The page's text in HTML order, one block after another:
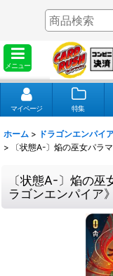
メニュー
マイページ 特集
ホーム > ドラゴンエンパイ
>
〔状態A-〕焔の巫女パラ
〔状態A-〕焔の巫
ラゴンエンパイア》